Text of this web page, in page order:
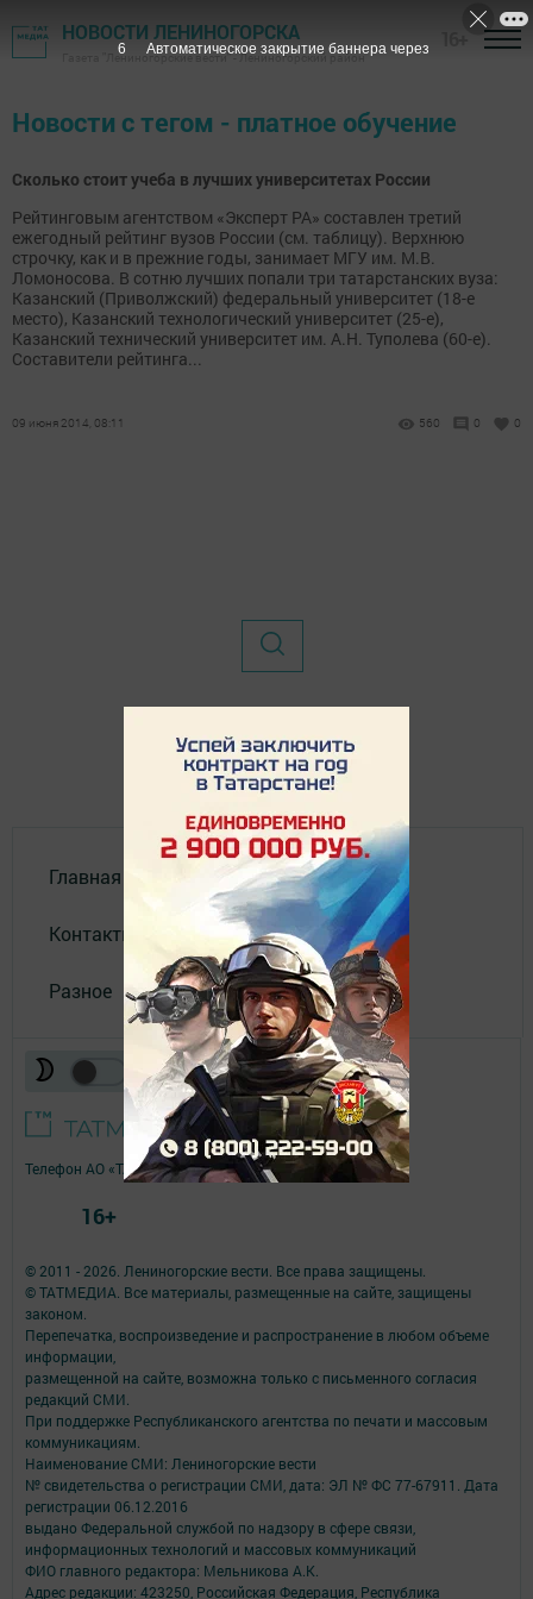
НОВОСТИ ЛЕНИНОГОРСКА
Газета "Лениногорские вести" - Лениногорский район
Новости с тегом - платное обучение
Сколько стоит учеба в лучших университетах России
Рейтинговым агентством «Эксперт РА» составлен третий
ежегодный рейтинг вузов России (см. таблицу). Верхнюю
строчку, как и в прежние годы, занимает МГУ им. М.В.
Ломоносова. В сотню лучших попали три татарстанских вуза:
Казанский (Приволжский) федеральный университет (18-е
место), Казанский технологический университет (25-е),
Казанский технический университет им. А.Н. Туполева (60-е).
Составители рейтинга...
09 июня 2014, 08:11 560 0 0
Главная
Контакты
Разное
© 2011 - 2026. Лениногорские вести. Все права защищены.
© ТАТМЕДИА. Все материалы, размещенные на сайте, защищены
законом.
Перепечатка, воспроизведение и распространение в любом объеме
информации,
размещенной на сайте, возможна только с письменного согласия
редакций СМИ.
При поддержке Республиканского агентства по печати и массовым
коммуникациям.
Наименование СМИ: Лениногорские вести
№ свидетельства о регистрации СМИ, дата: ЭЛ № ФС 77-67911. Дата
регистрации 06.12.2016
выдано Федеральной службой по надзору в сфере связи,
информационных технологий и массовых коммуникаций
ФИО главного редактора: Мельникова А.К.
Адрес редакции: 423250, Российская Федерация, Республика
Телефон АО «ТАТМЕДИА»:(843) 222 09 84
16+
6 Автоматическое закрытие баннера через